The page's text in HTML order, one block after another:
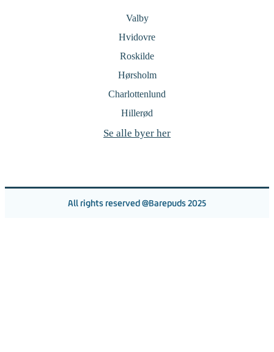
Valby
Hvidovre
Roskilde
Hørsholm
Charlottenlund
Hillerød
Se alle byer her
All rights reserved @Barepuds 2025